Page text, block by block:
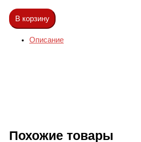
В корзину
Описание
Похожие товары